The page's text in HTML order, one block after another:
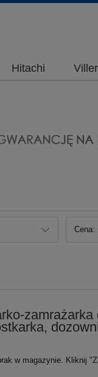
Hitachi
Cena:
w magazynie. Kliknij